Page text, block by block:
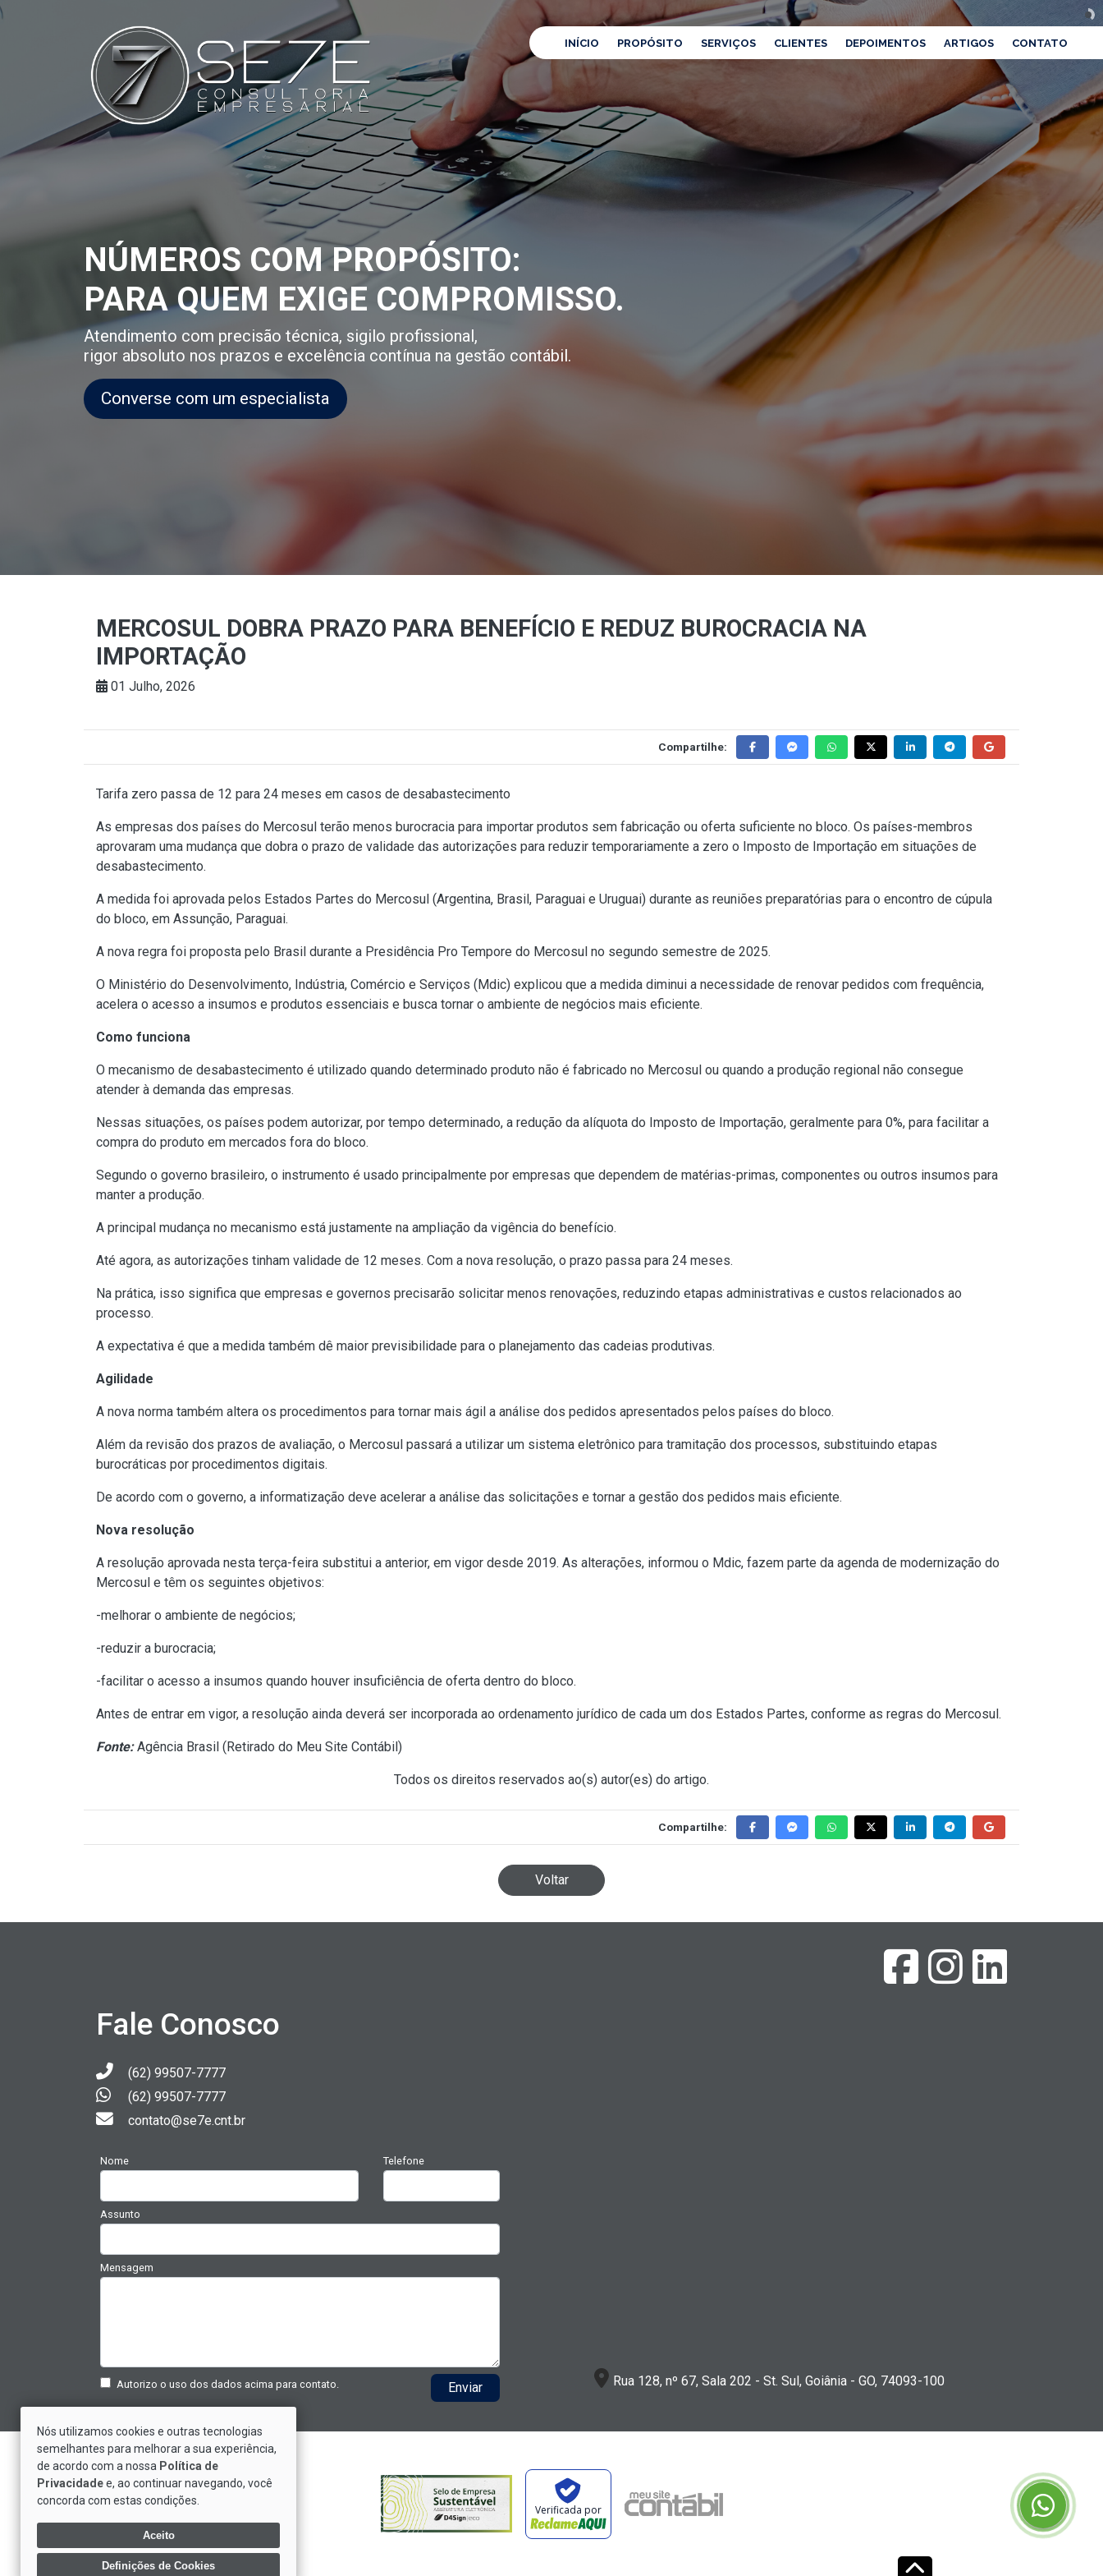
INÍCIO PROPÓSITO SERVIÇOS CLIENTES DEPOIMENTOS ARTIGOS CONTATO
NÚMEROS COM PROPÓSITO:
PARA QUEM EXIGE COMPROMISSO.
Atendimento com precisão técnica, sigilo profissional,
rigor absoluto nos prazos e excelência contínua na gestão contábil.
Converse com um especialista
MERCOSUL DOBRA PRAZO PARA BENEFÍCIO E REDUZ BUROCRACIA NA
IMPORTAÇÃO
01 Julho, 2026
Compartilhe:
Tarifa zero passa de 12 para 24 meses em casos de desabastecimento
As empresas dos países do Mercosul terão menos burocracia para importar produtos sem fabricação ou oferta suficiente no bloco. Os países-membros
aprovaram uma mudança que dobra o prazo de validade das autorizações para reduzir temporariamente a zero o Imposto de Importação em situações de
desabastecimento.
A medida foi aprovada pelos Estados Partes do Mercosul (Argentina, Brasil, Paraguai e Uruguai) durante as reuniões preparatórias para o encontro de cúpula
do bloco, em Assunção, Paraguai.
A nova regra foi proposta pelo Brasil durante a Presidência Pro Tempore do Mercosul no segundo semestre de 2025.
O Ministério do Desenvolvimento, Indústria, Comércio e Serviços (Mdic) explicou que a medida diminui a necessidade de renovar pedidos com frequência,
acelera o acesso a insumos e produtos essenciais e busca tornar o ambiente de negócios mais eficiente.
Como funciona
O mecanismo de desabastecimento é utilizado quando determinado produto não é fabricado no Mercosul ou quando a produção regional não consegue
atender à demanda das empresas.
Nessas situações, os países podem autorizar, por tempo determinado, a redução da alíquota do Imposto de Importação, geralmente para 0%, para facilitar a
compra do produto em mercados fora do bloco.
Segundo o governo brasileiro, o instrumento é usado principalmente por empresas que dependem de matérias-primas, componentes ou outros insumos para
manter a produção.
A principal mudança no mecanismo está justamente na ampliação da vigência do benefício.
Até agora, as autorizações tinham validade de 12 meses. Com a nova resolução, o prazo passa para 24 meses.
Na prática, isso significa que empresas e governos precisarão solicitar menos renovações, reduzindo etapas administrativas e custos relacionados ao
processo.
A expectativa é que a medida também dê maior previsibilidade para o planejamento das cadeias produtivas.
Agilidade
A nova norma também altera os procedimentos para tornar mais ágil a análise dos pedidos apresentados pelos países do bloco.
Além da revisão dos prazos de avaliação, o Mercosul passará a utilizar um sistema eletrônico para tramitação dos processos, substituindo etapas
burocráticas por procedimentos digitais.
De acordo com o governo, a informatização deve acelerar a análise das solicitações e tornar a gestão dos pedidos mais eficiente.
Nova resolução
A resolução aprovada nesta terça-feira substitui a anterior, em vigor desde 2019. As alterações, informou o Mdic, fazem parte da agenda de modernização do
Mercosul e têm os seguintes objetivos:
-melhorar o ambiente de negócios;
-reduzir a burocracia;
-facilitar o acesso a insumos quando houver insuficiência de oferta dentro do bloco.
Antes de entrar em vigor, a resolução ainda deverá ser incorporada ao ordenamento jurídico de cada um dos Estados Partes, conforme as regras do Mercosul.
Fonte:Agência Brasil (Retirado do Meu Site Contábil)
Todos os direitos reservados ao(s) autor(es) do artigo.
Compartilhe:
Voltar
Fale Conosco
(62) 99507-7777
(62) 99507-7777
contato@se7e.cnt.br
Nome Telefone
Assunto
Mensagem
Autorizo o uso dos dados acima para contato. Enviar Rua 128, nº 67, Sala 202 - St. Sul, Goiânia - GO, 74093-100
Saiba Mais Sobre Nós
Depoimentos de Clientes
Trabalhe Conosco
Política de Privacidade
Verificada por
Nós utilizamos cookies e outras tecnologias
semelhantes para melhorar a sua experiência,
de acordo com a nossa Política de
Privacidadee, ao continuar navegando, você
concorda com estas condições.
Aceito
Definições de Cookies